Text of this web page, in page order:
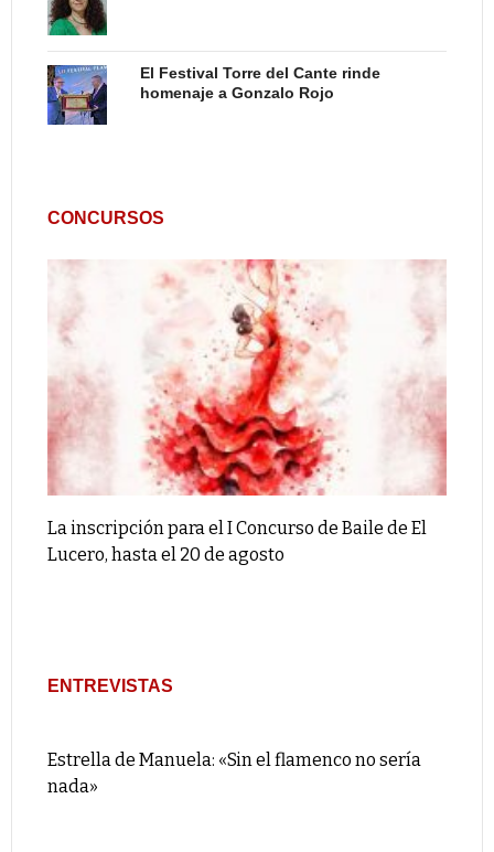
El Festival Torre del Cante rinde
homenaje a Gonzalo Rojo
CONCURSOS
La inscripción para el I Concurso de Baile de El
Lucero, hasta el 20 de agosto
ENTREVISTAS
Estrella de Manuela: «Sin el flamenco no sería
nada»